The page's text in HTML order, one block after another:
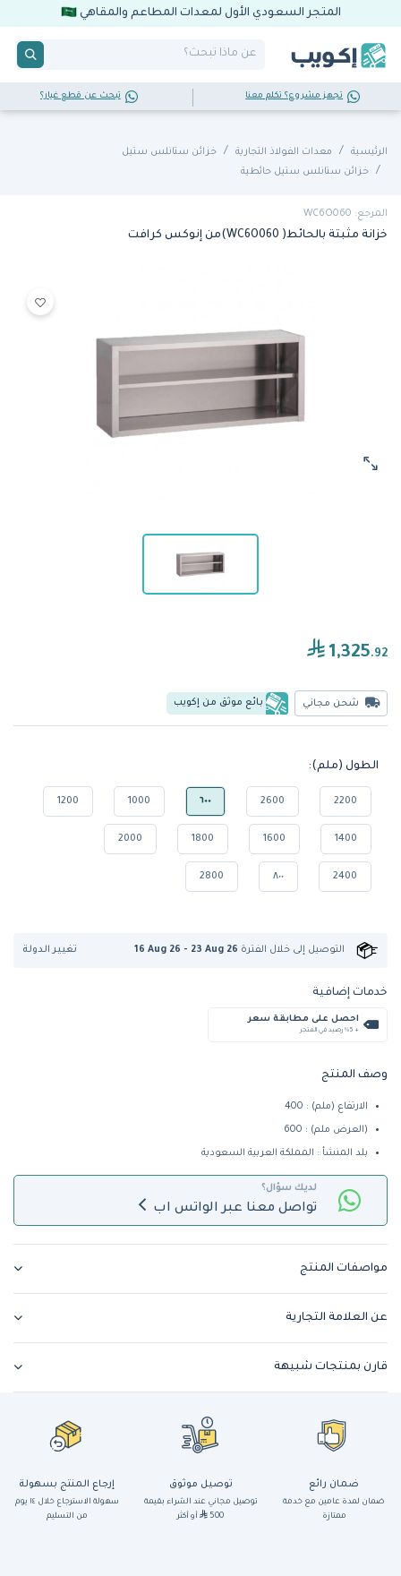
المتجر السعودي الأول لمعدات المطاعم والمقاهي
تجهز مشروع؟ تكلم معنا تبحث عن قطع غيار؟
الرئيسية معدات الفولاذ التجارية
خزائن ستانلس ستيل
خزائن ستانلس ستيل حائطية
المرجع: WC6O060
خزانة مثبتة بالحائط( WC6O060)من إنوكس كرافت
1,325.92
شحن مجاني بائع موثق من إكويب
الطول (ملم):
2200
2600 ٦٠٠ 1000
1200
1400
1600
1800
2000
2400 ٨٠٠ 2800
التوصيل إلى خلال الفترة 16 Aug 26 - 23 Aug 26 تغيير الدولة
خدمات إضافية
احصل على مطابقة سعر
+ %5 رصيد في المتجر
وصف المنتج
الارتفاع (ملم) : 400
(العرض ملم) : 600
بلد المنشأ : المملكة العربية السعودية
لديك سؤال؟
تواصل معنا عبر الواتس اب
مواصفات المنتج
عن العلامة التجارية
قارن بمنتجات شبيهة
ضمان رائع
ضمان لمدة عامين مع خدمة
ممتازة
توصيل موثوق
توصيل مجاني عند الشراء بقيمة
500
أو أكثر
إرجاع المنتج بسهولة
سهولة الاسترجاع خلال ١٤ يوم
من التسليم